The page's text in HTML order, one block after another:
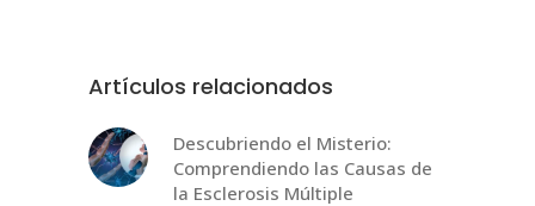
Artículos relacionados
Descubriendo el Misterio:
Comprendiendo las Causas de
la Esclerosis Múltiple